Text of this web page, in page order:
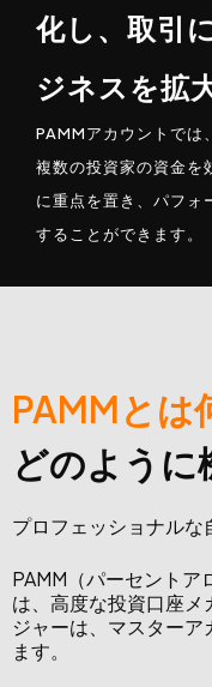
化し、取引
ジネスを拡
PAMMアカウントでは
複数の投資家の資金を
に重点を置き、パフォ
することができます。
PAMMとは
どのように
プロフェッショナルな
PAMM（パーセントア
は、高度な投資口座
ジャーは、マスター
ます。